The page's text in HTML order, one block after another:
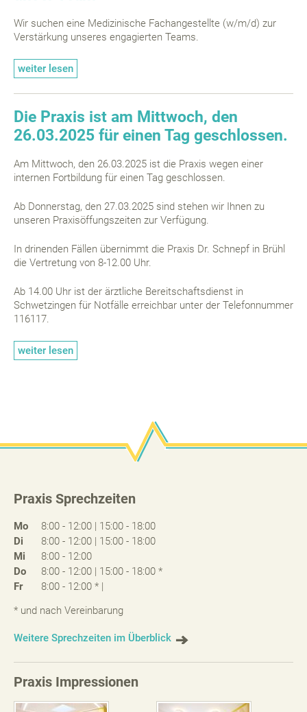
Wir suchen eine Medizinische Fachangestellte (w/m/d) zur
Verstärkung unseres engagierten Teams.
weiter lesen
Die Praxis ist am Mittwoch, den
26.03.2025 für einen Tag geschlossen.
Am Mittwoch, den 26.03.2025 ist die Praxis wegen einer
internen Fortbildung für einen Tag geschlossen.
Ab Donnerstag, den 27.03.2025 sind stehen wir Ihnen zu
unseren Praxisöffungszeiten zur Verfügung.
In drinenden Fällen übernimmt die Praxis Dr. Schnepf in Brühl
die Vertretung von 8-12.00 Uhr.
Ab 14.00 Uhr ist der ärztliche Bereitschaftsdienst in
Schwetzingen für Notfälle erreichbar unter der Telefonnummer
116117.
weiter lesen
Praxis Sprechzeiten
Mo
8:00 - 12:00 | 15:00 - 18:00
Di
8:00 - 12:00 | 15:00 - 18:00
Mi
8:00 - 12:00
Do
8:00 - 12:00 | 15:00 - 18:00 *
Fr
8:00 - 12:00 * |
* und nach Vereinbarung
Weitere Sprechzeiten im Überblick
Praxis Impressionen